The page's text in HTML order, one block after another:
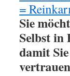
=
Sie
Selbst in
damit